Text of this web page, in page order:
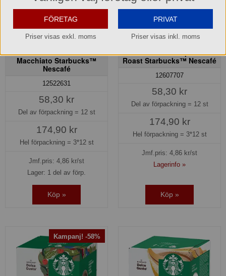
Dolce Gusto Caramel
Macchiato Starbucks™
Nescafé
12522631
58,30 kr
Del av förpackning = 12 st
174,90 kr
Hel förpackning = 3*12 st
Jmf.pris: 4,86 kr/st
Lager: 1 del av förp.
Köp »
Dolce Gusto Espresso
Roast Starbucks™ Nescafé
12607707
58,30 kr
Del av förpackning = 12 st
174,90 kr
Hel förpackning = 3*12 st
Jmf.pris: 4,86 kr/st
Lagerinfo »
Köp »
Kampanj! -58%
FÖRETAG
Priser visas exkl. moms
PRIVAT
Priser visas inkl. moms